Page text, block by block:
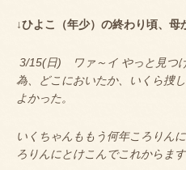
↓ひよこ（年少）の終わり頃、母
3/15(日) ワァ～イ やっと見つ
為、どこにおいたか、いくら捜
よかった。
いくちゃんももう何年ころりん
ろりんにとけこんでこれからま